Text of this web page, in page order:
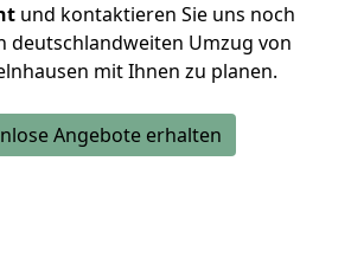
und kontaktieren Sie uns noch
deutschlandweiten Umzug von
mit Ihnen zu planen.
Angebote erhalten